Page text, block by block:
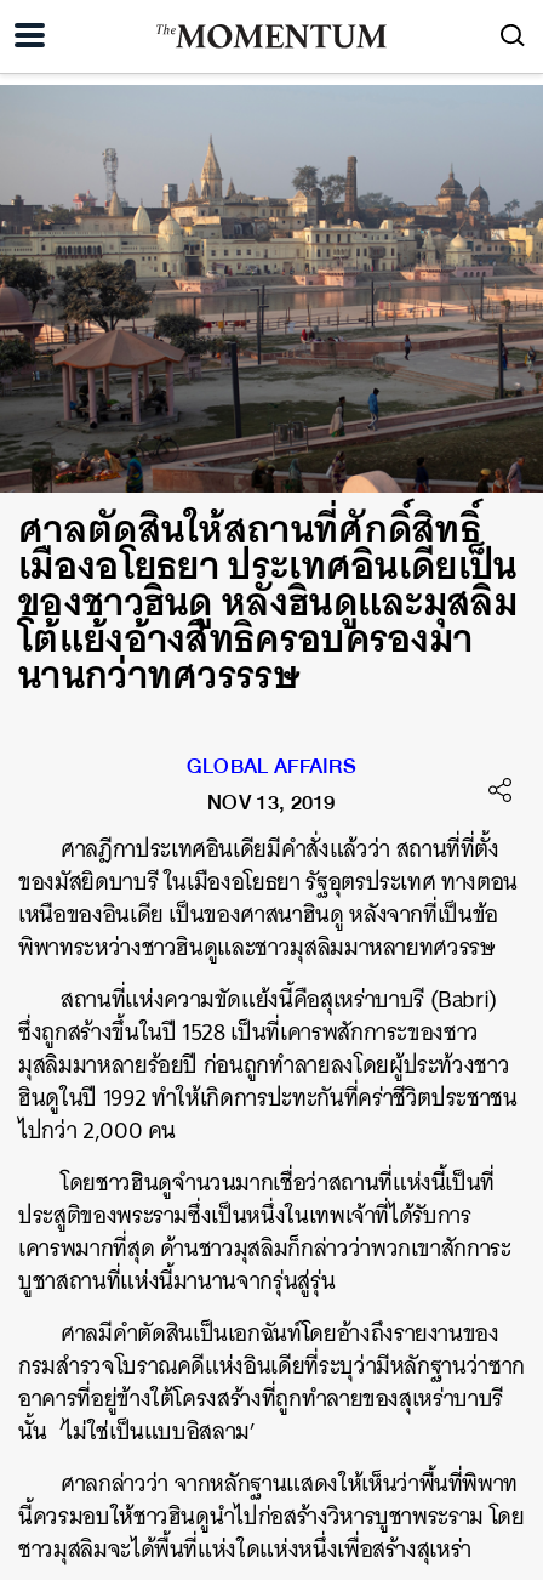
ศาลตัดสินให้สถานที่ศักดิ์สิทธิ์
เมืองอโยธยา ประเทศอินเดียเป็น
ของชาวฮินดู หลังฮินดูและมุสลิม
โต้แย้งอ้างสิทธิครอบครองมา
นานกว่าทศวรรรษ
GLOBAL AFFAIRS
NOV 13, 2019
ศาลฎีกาประเทศอินเดียมีคำสั่งแล้วว่าสถานที่ที่ตั้ง
ของมัสยิดบาบรีในเมืองอโยธยารัฐอุตรประเทศทางตอน
เหนือของอินเดียเป็นของศาสนาฮินดูหลังจากที่เป็นข้อ
พิพาทระหว่างชาวฮินดูและชาวมุสลิมมาหลายทศวรรษ
สถานที่แห่งความขัดแย้งนี้คือสุเหร่าบาบรี(Babri)
ซึ่งถูกสร้างขึ้นในปี1528เป็นที่เคารพสักการะของชาว
มุสลิมมาหลายร้อยปี ก่อนถูกทำลายลงโดยผู้ประท้วงชาว
ฮินดูในปี 1992ทำให้เกิดการปะทะกันที่คร่าชีวิตประชาชน
ไปกว่า2,000คน
โดยชาวฮินดูจำนวนมากเชื่อว่าสถานที่แห่งนี้เป็นที่
ประสูติของพระรามซึ่งเป็นหนึ่งในเทพเจ้าที่ได้รับการ
เคารพมากที่สุดด้านชาวมุสลิมก็กล่าวว่าพวกเขาสักการะ
บูชาสถานที่แห่งนี้มานานจากรุ่นสู่รุ่น
ศาลมีคำตัดสินเป็นเอกฉันท์โดยอ้างถึงรายงานของ
กรมสำรวจโบราณคดีแห่งอินเดียที่ระบุว่ามีหลักฐานว่าซาก
อาคารที่อยู่ข้างใต้โครงสร้างที่ถูกทำลายของสุเหร่าบาบรี
นั้น‘ไม่ใช่เป็นแบบอิสลาม’
ศาลกล่าวว่าจากหลักฐานแสดงให้เห็นว่าพื้นที่พิพาท
นี้ควรมอบให้ชาวฮินดูนำไปก่อสร้างวิหารบูชาพระรามโดย
ชาวมุสลิมจะได้พื้นที่แห่งใดแห่งหนึ่งเพื่อสร้างสุเหร่า